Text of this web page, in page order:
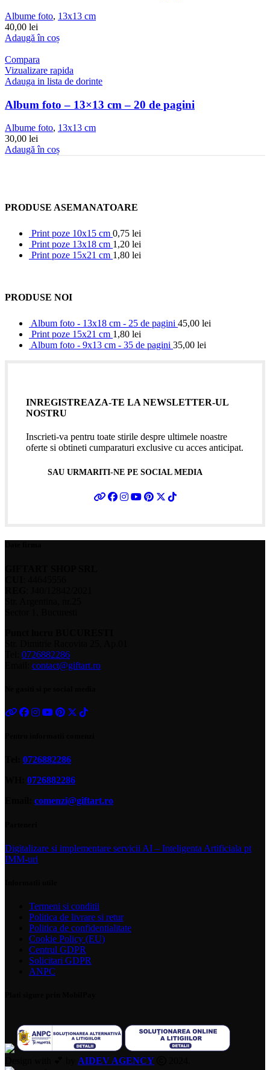
Albume foto, 13x13 cm
40,00 lei
Adaugă în coș
Compara
Vizualizare rapida
Adauga in lista de dorinte
Album foto – 13×13 cm – 20 de pagini
Albume foto, 13x13 cm
30,00 lei
Adaugă în coș
PRODUSE ASEMANATOARE
Print poze 10x15 cm 0,75 lei
Print poze 13x18 cm 1,20 lei
Print poze 15x21 cm 1,80 lei
PRODUSE NOI
Album foto - 13x18 cm - 25 de pagini 45,00 lei
Print poze 15x21 cm 1,80 lei
Album foto - 9x13 cm - 35 de pagini 35,00 lei
INREGISTREAZA-TE LA NEWSLETTER-UL
NOSTRU
Inscrieti-va pentru toate stirile despre ultimele noastre
oferte si obtineti cumparaturi exclusive cu acces anticipat.
SAU URMARITI-NE PE SOCIAL MEDIA
0726882286
contact@giftart.ro
0726882286
0726882286
comenzi@giftart.ro
Digitalizare si implementare servicii AI – Inteligenta Artificiala pt
IMM-uri
Termeni si conditii
Politica de livrare si retur
Politica de confidentialitate
Cookie Policy (EU)
Centrul GDPR
Solicitari GDPR
ANPC
AIDEV AGENCY